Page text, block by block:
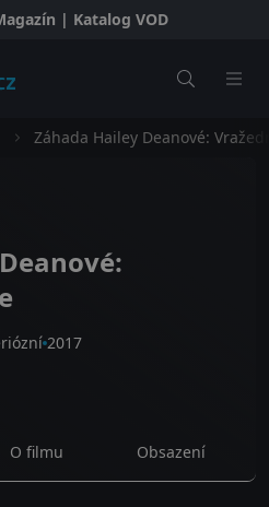
| Katalog VOD
Záhada Hailey Deanové:
2017
O filmu Obsazení